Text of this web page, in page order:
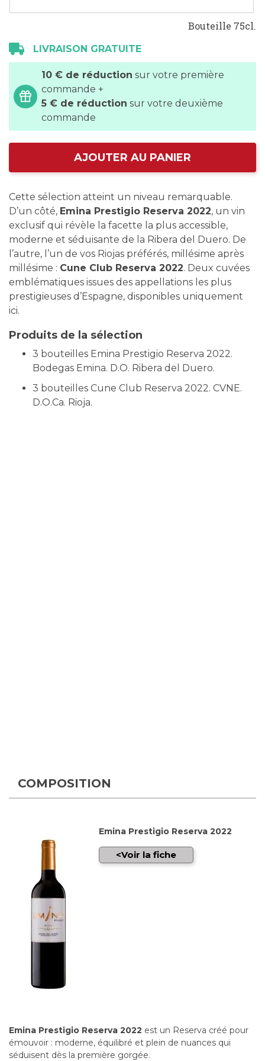
Bouteille 75cl.
LIVRAISON GRATUITE
10 € de réduction sur votre première
commande +
5 € de réduction sur votre deuxième
commande
AJOUTER AU PANIER
Cette sélection atteint un niveau remarquable.
D’un côté, Emina Prestigio Reserva 2022, un vin
exclusif qui révèle la facette la plus accessible,
moderne et séduisante de la Ribera del Duero. De
l’autre, l’un de vos Riojas préférés, millésime après
millésime : Cune Club Reserva 2022. Deux cuvées
emblématiques issues des appellations les plus
prestigieuses d’Espagne, disponibles uniquement
ici.
Produits de la sélection
3 bouteilles Emina Prestigio Reserva 2022.
Bodegas Emina. D.O. Ribera del Duero.
3 bouteilles Cune Club Reserva 2022. CVNE.
D.O.Ca. Rioja.
COMPOSITION
Emina Prestigio Reserva 2022
Voir la fiche
Emina Prestigio Reserva 2022 est un Reserva créé pour
émouvoir : moderne, équilibré et plein de nuances qui
séduisent dès la première gorgée.